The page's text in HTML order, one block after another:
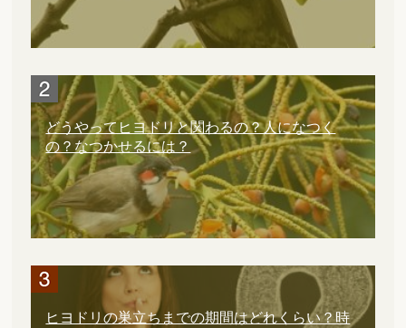
どうやってヒヨドリと関わるの？人になつく
の？なつかせるには？
ヒヨドリの巣立ちまでの期間はどれくらい？時